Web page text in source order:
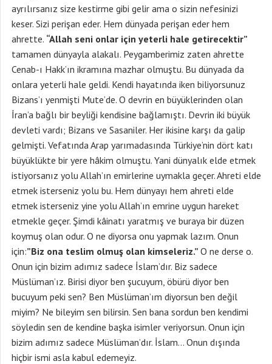
ayrılırsanız size kestirme gibi gelir ama o sizin nefesinizi
keser. Sizi perişan eder. Hem dünyada perişan eder hem
ahrette. “Allah seni onlar için yeterli hale getirecektir”
tamamen dünyayla alakalı. Peygamberimiz zaten ahrette
Cenab-ı Hakk’ın ikramına mazhar olmuştu. Bu dünyada da
onlara yeterli hale geldi. Kendi hayatında iken biliyorsunuz
Bizans’ı yenmişti Mute’de. O devrin en büyüklerinden olan
İran’a bağlı bir beyliği kendisine bağlamıştı. Devrin iki büyük
devleti vardı; Bizans ve Sasaniler. Her ikisine karşı da galip
gelmişti. Vefatında Arap yarımadasında Türkiye’nin dört katı
büyüklükte bir yere hâkim olmuştu. Yani dünyalık elde etmek
istiyorsanız yolu Allah’ın emirlerine uymakla geçer. Ahreti elde
etmek isterseniz yolu bu. Hem dünyayı hem ahreti elde
etmek isterseniz yine yolu Allah’ın emrine uygun hareket
etmekle geçer. Şimdi kâinatı yaratmış ve buraya bir düzen
koymuş olan odur. O ne diyorsa onu yapmak lazım. Onun
için:”Biz ona teslim olmuş olan kimseleriz.” O ne derse o.
Onun için bizim adımız sadece İslam’dır. Biz sadece
Müslüman’ız. Birisi diyor ben şucuyum, öbürü diyor ben
bucuyum peki sen? Ben Müslüman’ım diyorsun ben değil
miyim? Ne bileyim sen bilirsin. Sen bana sordun ben kendimi
söyledin sen de kendine başka isimler veriyorsun. Onun için
bizim adımız sadece Müslüman’dır. İslam… Onun dışında
hiçbir ismi asla kabul edemeyiz.